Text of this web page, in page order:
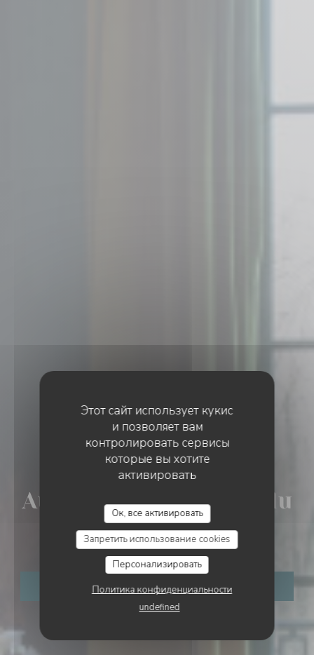
Этот сайт использует кукис
и позволяет вам
контролировать сервисы
которые вы хотите
активировать
Ок, все активировать
Запретить использование cookies
Персонализировать
Политика конфиденциальности
undefined
LIEU DE VIE ET DE PARTAGE
Augustine - La Table du
Château
ЗАБРОНИРОВАТЬ СТОЛИК